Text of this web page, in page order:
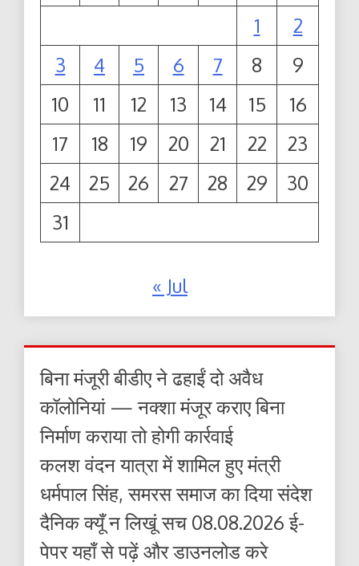
1
2
3
4 5 6 7 8
9
10
11 12 13 14 15
16
17
18 19 20 21 22
23
24
25 26 27 28 29
30
31
« Jul
बिना मंजूरी बीडीए ने ढहाईं दो अवैध
कॉलोनियां — नक्शा मंजूर कराए बिना
निर्माण कराया तो होगी कार्रवाई
कलश वंदन यात्रा में शामिल हुए मंत्री
धर्मपाल सिंह, समरस समाज का दिया संदेश
दैनिक क्यूँ न लिखूं सच 08.08.2026 ई-
पेपर यहाँ से पढ़ें और डाउनलोड करे